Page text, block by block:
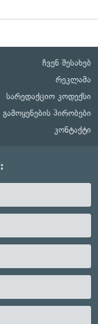
ჩვენ შესახებ
რეკლამა
სარედაქციო კოდექსი
პირობები
კონტაქტი